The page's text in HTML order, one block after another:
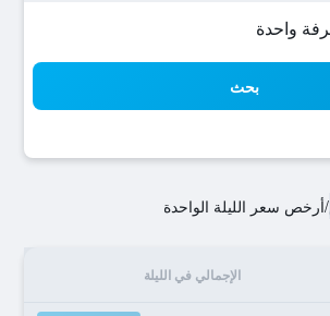
بحث
/أرخص سعر الليلة الواحدة
الإجمالي في الليلة